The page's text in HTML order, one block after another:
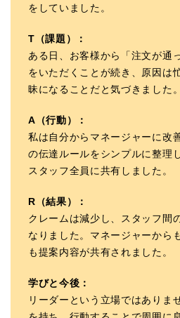
をしていました。
T（課題）：
ある日、お客様から「注文が通
をいただくことが続き、原因は
昧になることだと気づきました。
A（行動）：
私は自分からマネージャーに改
の伝達ルールをシンプルに整理
スタッフ全員に共有しました。
R（結果）：
クレームは減少し、スタッフ間
なりました。マネージャーから
も提案内容が共有されました。
学びと今後：
リーダーという立場ではありま